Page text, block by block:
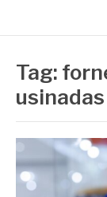
Tag:
usinadas